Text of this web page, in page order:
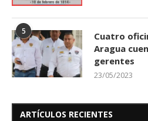
5
Cuatro
Aragua
gerentes
23/05/2023
ARTÍCULOS RECIENTES